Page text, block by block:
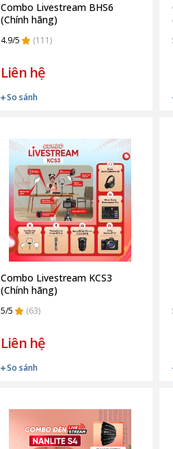
Combo Livestream BHS6
(Chính hãng)
4.9/5 (111)
Liên hệ
So sánh
Combo Livestream KCS3
(Chính hãng)
5/5 (63)
Liên hệ
So sánh